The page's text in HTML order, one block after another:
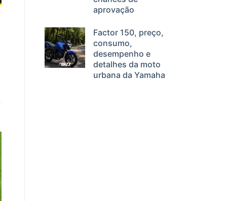
aprovação
Factor 150, preço,
consumo,
desempenho e
detalhes da moto
urbana da Yamaha